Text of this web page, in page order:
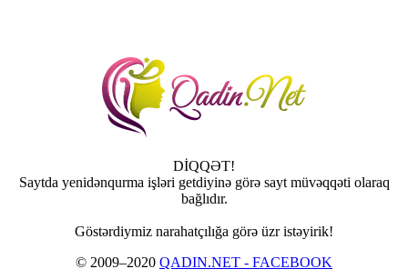
DİQQƏT!
Saytda yenidənqurma işləri getdiyinə görə sayt müvəqqəti olaraq
bağlıdır.
Göstərdiymiz narahatçılığa görə üzr istəyirik!
© 2009–2020 QADIN.NET - FACEBOOK